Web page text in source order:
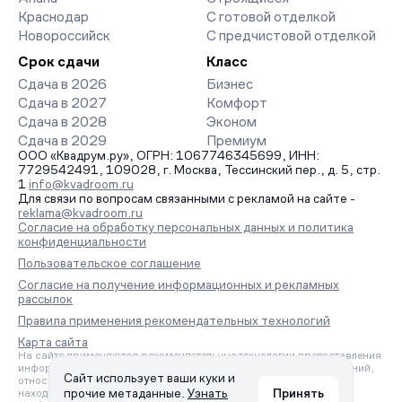
Краснодар
Новороссийск
С готовой отделкой
С предчистовой отделкой
Срок сдачи
Сдача в 2026
Сдача в 2027
Сдача в 2028
Сдача в 2029
Класс
Бизнес
Комфорт
Эконом
Премиум
ООО «Квадрум.ру», ОГРН: 1067746345699, ИНН:
7729542491, 109028, г. Москва, Тессинский пер., д. 5, стр.
1 info@kvadroom.ru
Для связи по вопросам связанными с рекламой на сайте -
reklama@kvadroom.ru
Согласие на обработку персональных данных и политика
конфиденциальности
Пользовательское соглашение
Согласие на получение информационных и рекламных
рассылок
Правила применения рекомендательных технологий
Карта сайта
На сайте применяются рекомендательные технологии предоставления
информации на основе сбора, систематизации и анализа сведений,
относящихся к предпочтениям пользователей сети «Интернет»,
находящихся на территории Российской Федерации.
Сайт использует ваши куки и
прочие метаданные. Узнать
Принять